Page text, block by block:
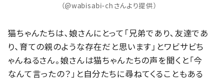
（@wabisabi-chさんより提供）
猫ちゃんたちは、娘さんにとって「兄弟であり、友達であ
り、育ての親のような存在だと思います」とワビサビち
ゃんねるさん。娘さんは猫ちゃんたちの声を聞くと「今
なんて言ったの？」と自分たちに尋ねてくることもある